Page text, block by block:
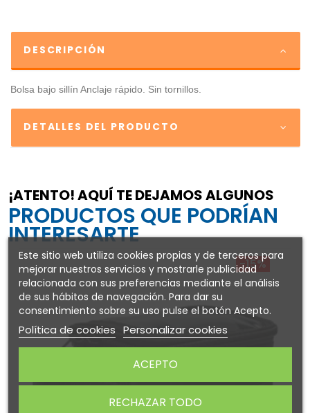
DESCRIPCIÓN
Bolsa bajo sillín Anclaje rápido. Sin tornillos.
DETALLES DEL PRODUCTO
¡ATENTO! AQUÍ TE DEJAMOS ALGUNOS
PRODUCTOS QUE PODRÍAN
INTERESARTE
-15%
Este sitio web utiliza cookies propias y de terceros para
mejorar nuestros servicios y mostrarle publicidad
relacionada con sus preferencias mediante el análisis
de sus hábitos de navegación. Para dar su
consentimiento sobre su uso pulse el botón Acepto.
Política de cookies Personalizar cookies
RECHAZAR TODO
ACEPTO